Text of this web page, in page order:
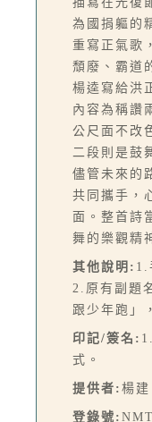
為國捐軀的
重寫正氣歌
頹廢、霸道
楊逵寫給洪
內容為稱讚
公尺面不改
二段則是鼓
儘管未來的
共同攜手，
面。整首詩
舞的樂觀精
其他說明: 1.
2.原有副題
跟少年跑」
印記/簽名:
式。
提供者: 楊建
登錄號: